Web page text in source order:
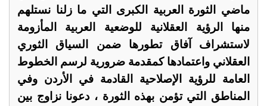
ماضي الثورة العربية الكبرى التي ما زلنا نستلهم
منها الرؤية العقلانية للوضعية العربية المأزومة
لاستشراف آفاق تطورها ضمن السياق الثوري
العقلاني واعتمادها كمقدمة ضرورية لرسم الخطوط
العامة للرؤية الإصلاحية القادمة في الأردن وفي
المناطق التي تؤمن بهذه الثورة ، دعونا نزاوج بين